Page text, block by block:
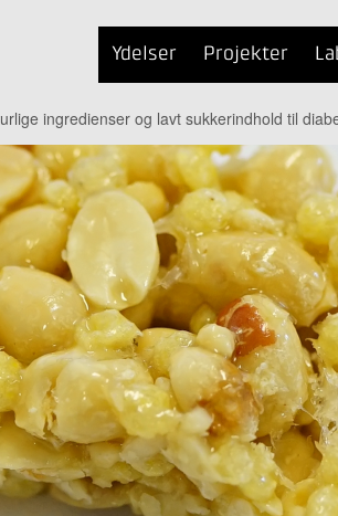
Ydelser Projekter
ingredienser og lavt sukkerindhold til